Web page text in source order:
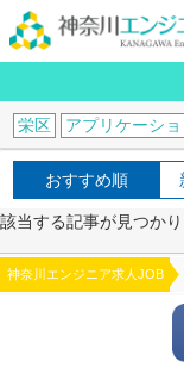
栄区 アプリケーシ
おすすめ順
該当する記事が見つかり
神奈川エンジニア求人JOB